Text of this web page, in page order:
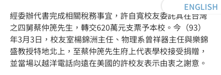
ENGLISH
經委辦代書完成相關稅務事宜，許自寬校友委託其在台灣
之四舅蔡仲箎先生，轉交620萬元支票予本校。今（93）
年3月3日，校友室楊錦洲主任、物理系曾祥器主任與樂錦
盛教授特地北上，至蔡仲箎先生府上代表學校接受捐贈，
並當場以越洋電話向遠在美國的許校友表示由衷之謝意。